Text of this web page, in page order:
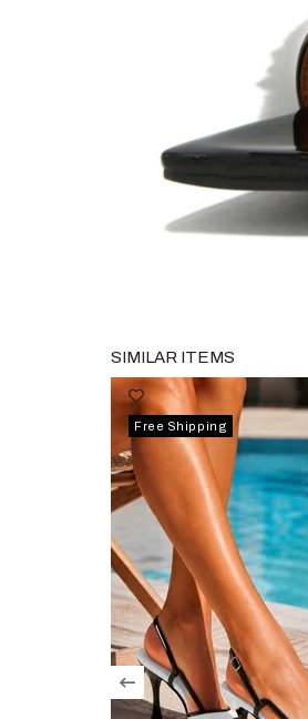
SIMILAR ITEMS
Free Shipping